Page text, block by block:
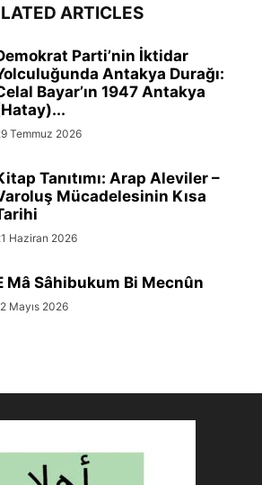
ARTICLES
Parti’nin İktidar
Antakya Durağı:
Bayar’ın 1947 Antakya
Temmuz 2026
Tanıtımı: Arap Aleviler –
Mücadelesinin Kısa
Haziran 2026
Mâ Sâhibukum Bi Mecnûn
Mayıs 2026